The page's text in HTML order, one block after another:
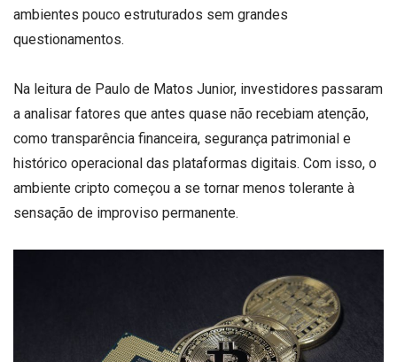
ambientes pouco estruturados sem grandes
questionamentos.
Na leitura de Paulo de Matos Junior, investidores passaram
a analisar fatores que antes quase não recebiam atenção,
como transparência financeira, segurança patrimonial e
histórico operacional das plataformas digitais. Com isso, o
ambiente cripto começou a se tornar menos tolerante à
sensação de improviso permanente.